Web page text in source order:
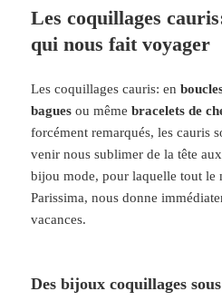
Les coquillages
qui nous fait voyager
Les coquillages cauris: en
bagues ou mêmebracelets de
forcément remarqués, les cauris
venir nous sublimer de la tête
bijou mode, pour laquelle tout le
Parissima, nous donne
vacances.
Des bijoux coquillages